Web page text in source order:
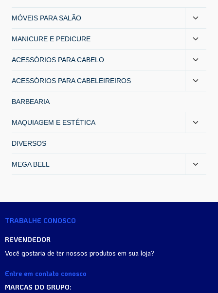
MÓVEIS PARA SALÃO
MANICURE E PEDICURE
ACESSÓRIOS PARA CABELO
ACESSÓRIOS PARA CABELEIREIROS
BARBEARIA
MAQUIAGEM E ESTÉTICA
DIVERSOS
MEGA BELL
TRABALHE CONOSCO
REVENDEDOR
Você gostaria de ter nossos produtos em sua loja?
Entre em contato conosco
MARCAS DO GRUPO: